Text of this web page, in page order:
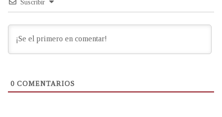
Suscribir
0 COMENTARIOS